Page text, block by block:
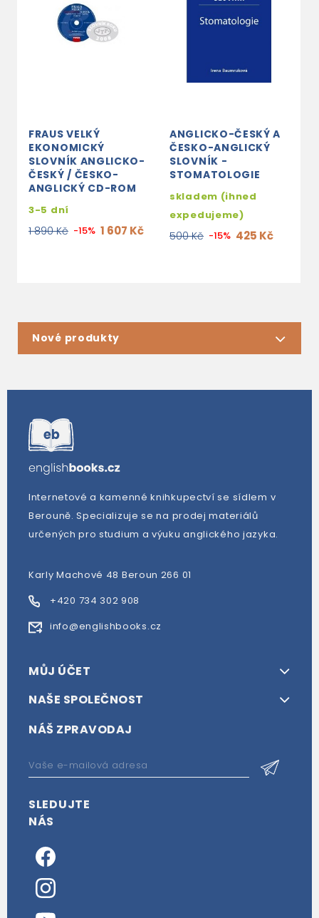
FRAUS VELKÝ
EKONOMICKÝ
SLOVNÍK ANGLICKO-
ČESKÝ / ČESKO-
ANGLICKÝ CD-ROM
3-5 dní
1 890 Kč -15% 1 607 Kč
ANGLICKO-ČESKÝ A
ČESKO-ANGLICKÝ
SLOVNÍK -
STOMATOLOGIE
skladem (ihned
expedujeme)
500 Kč -15% 425 Kč
Nové produkty
Internetové a kamenné knihkupectví se sídlem v
Berouně. Specializuje se na prodej materiálů
určených pro studium a výuku anglického jazyka.
Karly Machové 48 Beroun 266 01
+420 734 302 908
info@englishbooks.cz
MŮJ ÚČET
NAŠE SPOLEČNOST
NÁŠ ZPRAVODAJ
SLEDUJTE
NÁS